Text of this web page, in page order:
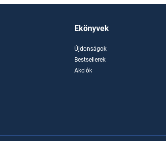
Ekönyvek
Újdonságok
Bestsellerek
Akciók